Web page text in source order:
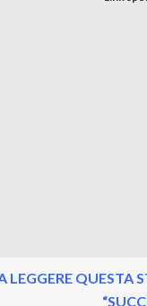
LEGGERE QUESTA